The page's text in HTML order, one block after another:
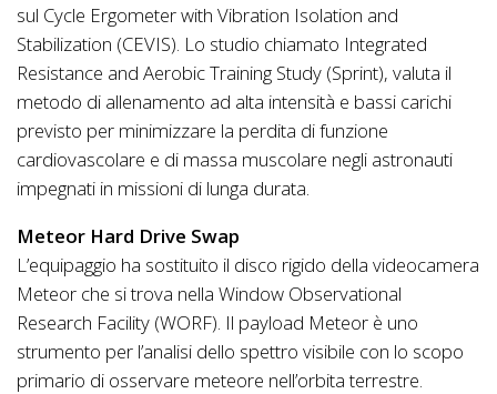
sul Cycle Ergometer with Vibration Isolation and
Stabilization (CEVIS). Lo studio chiamato Integrated
Resistance and Aerobic Training Study (Sprint), valuta il
metodo di allenamento ad alta intensità e bassi carichi
previsto per minimizzare la perdita di funzione
cardiovascolare e di massa muscolare negli astronauti
impegnati in missioni di lunga durata.
Meteor Hard Drive Swap
L’equipaggio ha sostituito il disco rigido della videocamera
Meteor che si trova nella Window Observational
Research Facility (WORF). Il payload Meteor è uno
strumento per l’analisi dello spettro visibile con lo scopo
primario di osservare meteore nell’orbita terrestre.